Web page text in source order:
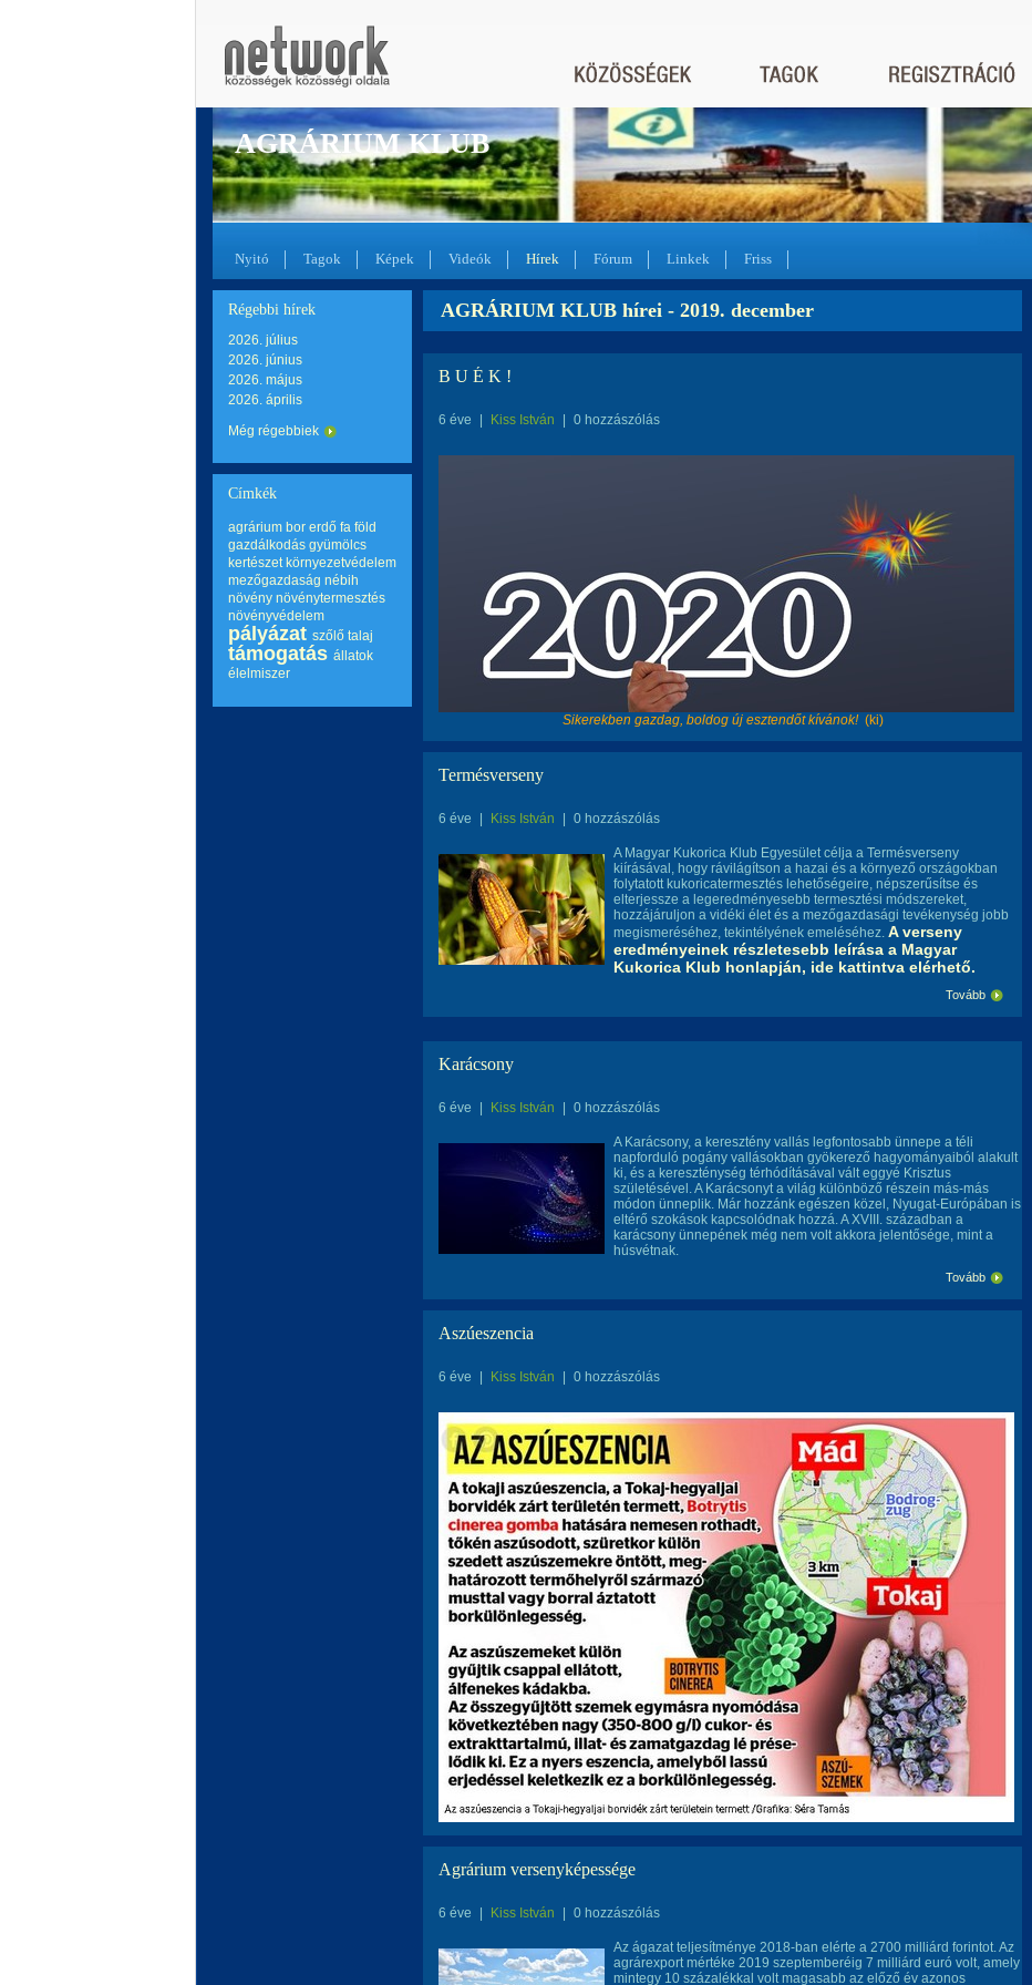
AGRÁRIUM KLUB
Nyitó Tagok Képek Videók Hírek Fórum Linkek Friss
Régebbi hírek
2026. július
2026. június
2026. május
2026. április
Még régebbiek
Címkék
agrárium bor erdő fa föld
gazdálkodás gyümölcs
kertészet környezetvédelem
mezőgazdaság nébih
növény növénytermesztés
növényvédelem
pályázat szőlő talaj
támogatás állatok
élelmiszer
AGRÁRIUM KLUB hírei - 2019. december
B U É K !
6 éve Kiss István 0 hozzászólás
Sikerekben gazdag, boldog új esztendőt kívánok! (ki)
Termésverseny
6 éve Kiss István 0 hozzászólás
A Magyar Kukorica Klub Egyesület célja a Termésverseny
kiírásával, hogy rávilágítson a hazai és a környező országokban
folytatott kukoricatermesztés lehetőségeire, népszerűsítse és
elterjessze a legeredményesebb termesztési módszereket,
hozzájáruljon a vidéki élet és a mezőgazdasági tevékenység jobb
megismeréséhez, tekintélyének emeléséhez. A verseny
eredményeinek részletesebb leírása a Magyar
Kukorica Klub honlapján, ide kattintva elérhető.
Tovább
Karácsony
6 éve Kiss István 0 hozzászólás
A Karácsony, a keresztény vallás legfontosabb ünnepe a téli
napforduló pogány vallásokban gyökerező hagyományaiból alakult
ki, és a kereszténység térhódításával vált eggyé Krisztus
születésével. A Karácsonyt a világ különböző részein más-más
módon ünneplik. Már hozzánk egészen közel, Nyugat-Európában is
eltérő szokások kapcsolódnak hozzá. A XVIII. században a
karácsony ünnepének még nem volt akkora jelentősége, mint a
húsvétnak.
Tovább
Aszúeszencia
6 éve Kiss István 0 hozzászólás
Agrárium versenyképessége
6 éve Kiss István 0 hozzászólás
Az ágazat teljesítménye 2018-ban elérte a 2700 milliárd forintot. Az
agrárexport mértéke 2019 szeptemberéig 7 milliárd euró volt, amely
mintegy 10 százalékkal volt magasabb az előző év azonos